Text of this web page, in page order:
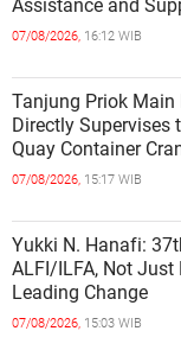
Assistance and
07/08/2026, 16:12 WIB
Tanjung Priok Main
Directly Supervises
Quay Container
Marimas Ship at the
07/08/2026, 15:17 WIB
Yukki N. Hanafi:
ALFI/ILFA, Not
Leading Change
07/08/2026, 15:03 WIB